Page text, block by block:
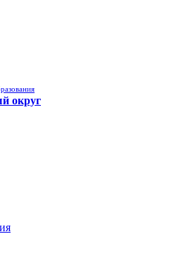
округ